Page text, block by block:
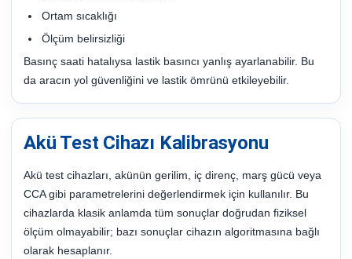
Ortam sıcaklığı
Ölçüm belirsizliği
Basınç saati hatalıysa lastik basıncı yanlış ayarlanabilir. Bu
da aracın yol güvenliğini ve lastik ömrünü etkileyebilir.
Akü Test Cihazı Kalibrasyonu
Akü test cihazları, akünün gerilim, iç direnç, marş gücü veya
CCA gibi parametrelerini değerlendirmek için kullanılır. Bu
cihazlarda klasik anlamda tüm sonuçlar doğrudan fiziksel
ölçüm olmayabilir; bazı sonuçlar cihazın algoritmasına bağlı
olarak hesaplanır.